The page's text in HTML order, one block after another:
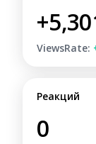
ViewsRate:
Реакций
0